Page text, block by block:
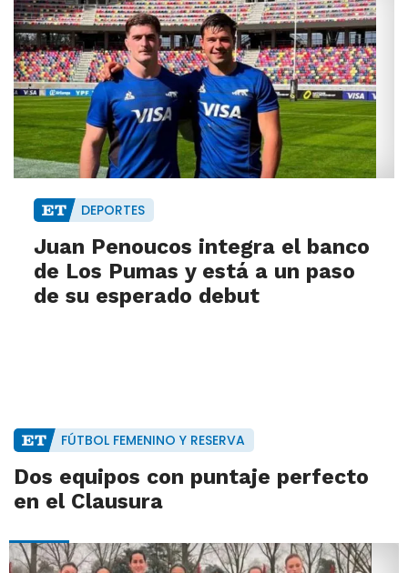
DEPORTES
Juan Penoucos integra el banco
de Los Pumas y está a un paso
de su esperado debut
FÚTBOL FEMENINO Y RESERVA
Dos equipos con puntaje perfecto
en el Clausura